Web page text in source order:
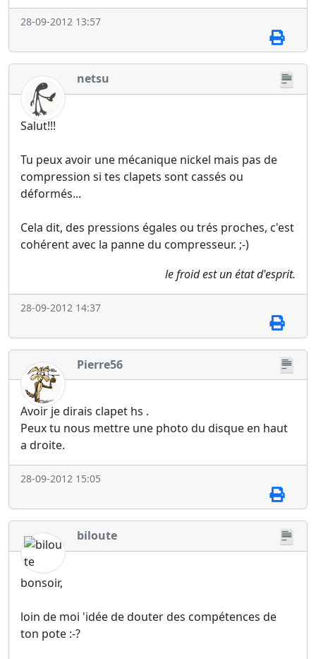
28-09-2012 13:57
netsu
Salut!!!
Tu peux avoir une mécanique nickel mais pas de
compression si tes clapets sont cassés ou
déformés...
Cela dit, des pressions égales ou trés proches, c'est
cohérent avec la panne du compresseur. ;-)
le froid est un état d'esprit.
28-09-2012 14:37
Pierre56
Avoir je dirais clapet hs .
Peux tu nous mettre une photo du disque en haut
a droite.
28-09-2012 15:05
biloute
bonsoir,
loin de moi 'idée de douter des compétences de
ton pote :-?